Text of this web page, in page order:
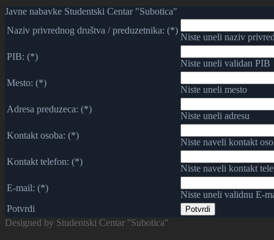
Javne nabavke Studentski Centar "Subotica"
Naziv privrednog društva / preduzetnika: (*)
Niste uneli naziv
PIB: (*)
Niste uneli validan PIB
Mesto: (*)
Niste uneli mesto
Adresa preduzeca: (*)
Niste uneli adresu
Kontakt osoba: (*)
Niste naveli kontakt
Kontakt telefon: (*)
Niste naveli kontakt
E-mail: (*)
Niste uneli validnu E-
Potvrdi
Designed by Studentski Centar ''Subotica''